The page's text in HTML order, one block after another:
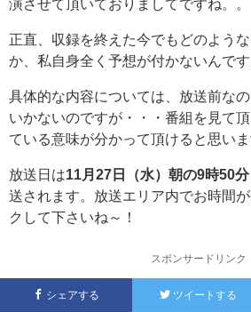
演させて頂いておりましてですね。。
正直、収録を終えた今でもどのよう
か、私自身全く予想が付かないんです
具体的な内容については、放送前な
いかないのですが・・・番組を見て
ている意味が分かって頂けると思い
放送日は11月27日（水）朝の9時50分
送されます。放送エリア内でお時間
クして下さいね～！
スポンサードリンク
シェアする ツイートする